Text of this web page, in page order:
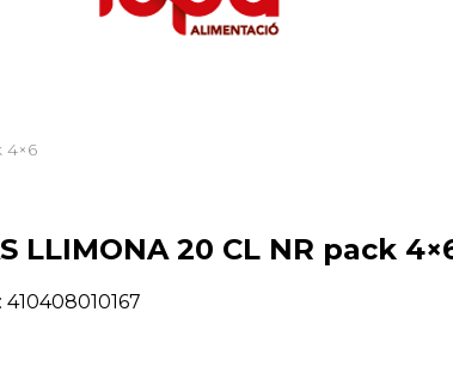
4×6
LLIMONA 20 CL NR pack
410408010167